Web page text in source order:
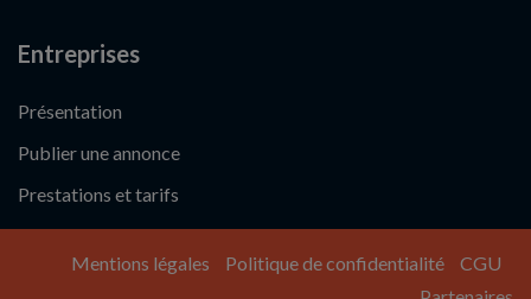
Entreprises
Présentation
Publier une annonce
Prestations et tarifs
Mentions légales Politique de confidentialité
CGU